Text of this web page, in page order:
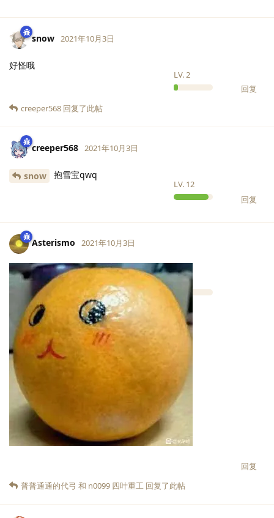
snow
LV.2
2021年10月3日
好怪哦
回复
creeper568 回复了此帖
creeper568
LV. 12
2021年10月3日
snow 抱雪宝qwq
回复
Asterismo
LV.1
2021年10月3日
回复
普普通通的代弓 和 n0099 四叶重工 回复了此帖